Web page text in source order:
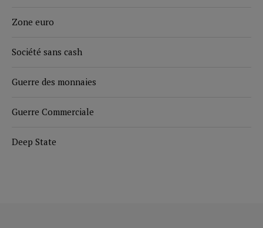
Zone euro
Société sans cash
Guerre des monnaies
Guerre Commerciale
Deep State